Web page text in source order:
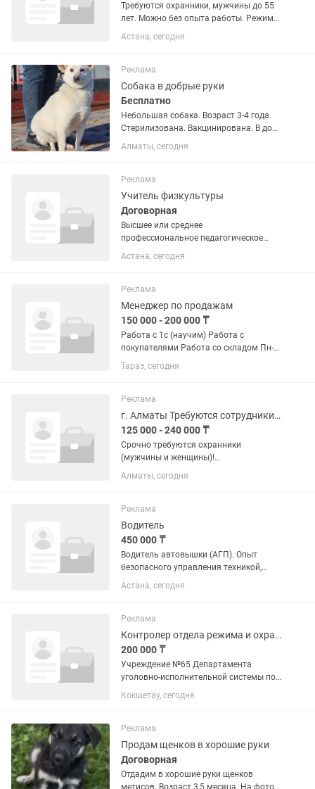
Требуются охранники, мужчины до 55
лет. Можно без опыта работы. Режим
работы сутки через двое.
Астана, сегодня
Реклама
Собака в добрые руки
Бесплатно
Небольшая собака. Возраст 3-4 года.
Стерилизована. Вакцинирована. В дом
с хорошо огороженной территорией.
Не на цепь. Спокойная, но с
Алматы, сегодня
Реклама
Учитель физкультуры
Договорная
Высшее или среднее
профессиональное педагогическое
образование по направлению
«Физическая культура» или
профилем «Физическая культура»,
категория исследователь либо...
Астана, сегодня
Реклама
Менеджер по продажам
150 000 - 200 000 ₸
Работа с 1с (научим) Работа с
покупателями Работа со складом Пн-
пт с 9 до 18:00 Сб с 9 до 12:00
Порядочность, активность,
острый ум, хорошая память,
выносливость.
Тараз, сегодня
Реклама
г. Алматы Требуются сотрудники службы безопасности и охранны
125 000 - 240 000 ₸
Срочно требуются охранники
(мужчины и женщины)!
Круглосуточные посты охраны
Дневные посты охраны (пятидневка,
Охраняемые объекты! Торговый дом:
12 000 тг....
Алматы, сегодня
Реклама
Водитель
450 000 ₸
Водитель автовышки (АГП). Опыт
безопасного управления техникой,
выполнение работ на высоте, контроль
технического состояния автомобиля,
и техники безопасности....
Астана, сегодня
Реклама
Контролер отдела режима и охраны
200 000 ₸
Учреждение №65 Департамента
уголовно-исполнительной системы по
Акмолинской области приглашает
граждан, желающих посвятить себя
ТРЕБОВАНИЯ К КАНДИДАТАМ: –
возраст - от...
Кокшетау, сегодня
Реклама
Продам щенков в хорошие руки
Договорная
Отдадим в хорошие руки щенков
метисов. Возраст 3,5 месяца. На фото